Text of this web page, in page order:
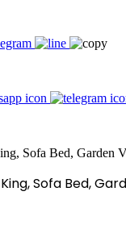
Sofa Bed,